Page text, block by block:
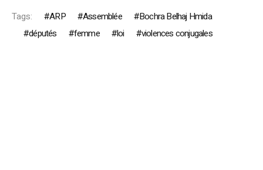
Tags: ARP Assemblée
Bochra Belhaj Hmida
députés
femme loi violences conjugales